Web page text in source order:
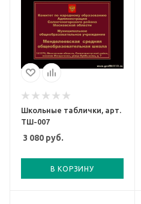
Школьные таблички, арт.
ТШ-007
3 080 руб.
В КОРЗИНУ